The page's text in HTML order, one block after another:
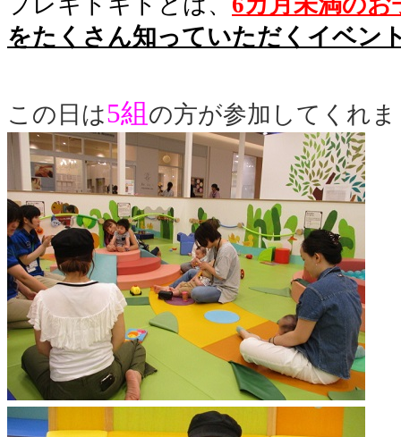
をたくさん知っていただくイベン
この日は5組 の方が参加してくれ